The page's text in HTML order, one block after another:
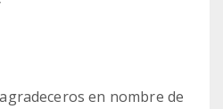
en nombre de